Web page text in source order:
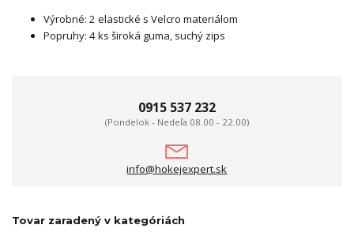
Výrobné: 2 elastické s Velcro materiálom
Popruhy: 4 ks široká guma, suchý zips
0915 537 232
(Pondelok - Nedeľa 08.00 - 22.00)
info@hokejexpert.sk
Tovar zaradený v kategóriách